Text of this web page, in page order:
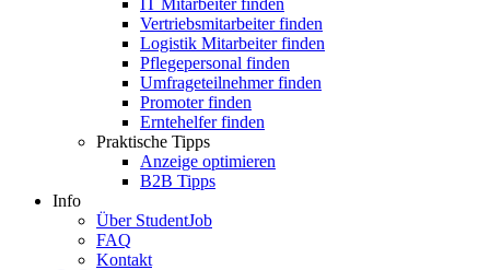
IT Mitarbeiter finden
Vertriebsmitarbeiter finden
Logistik Mitarbeiter finden
Pflegepersonal finden
Umfrageteilnehmer finden
Promoter finden
Erntehelfer finden
Praktische Tipps
Anzeige optimieren
B2B Tipps
Info
Über StudentJob
FAQ
Kontakt